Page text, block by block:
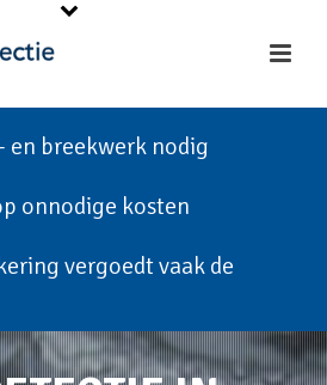
en breekwerk nodig
onnodige kosten
vergoedt vaak de